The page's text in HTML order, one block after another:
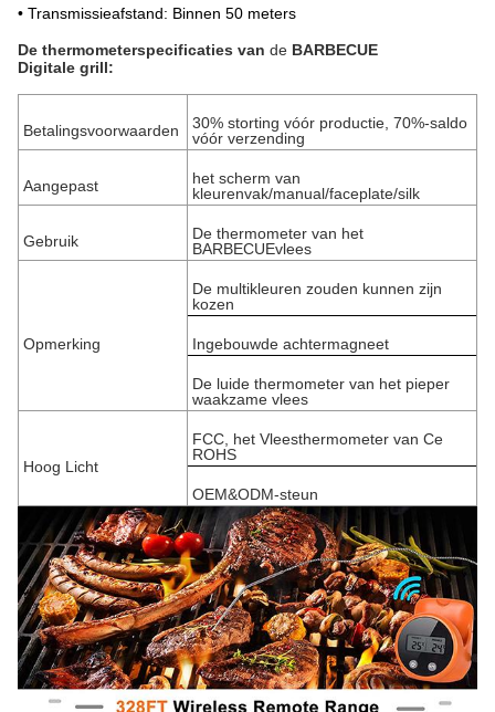
• Transmissieafstand: Binnen 50 meters
De thermometerspecificaties van de BARBECUE
Digitale grill:
Betalingsvoorwaarden
30% storting vóór productie, 70%-saldo
vóór verzending
Aangepast
het scherm van
kleurenvak/manual/faceplate/silk
Gebruik
De thermometer van het
BARBECUEvlees
Opmerking
De multikleuren zouden kunnen zijn
kozen
Ingebouwde achtermagneet
De luide thermometer van het pieper
waakzame vlees
Hoog Licht
FCC, het Vleesthermometer van Ce
ROHS
OEM&ODM-steun